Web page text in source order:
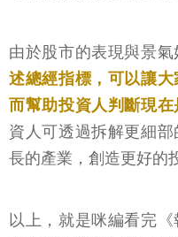
由於股市的表現與景氣
述總經指標，可以讓
而幫助投資人判斷現在
資人可透過拆解更細
長的產業，創造更好的
以上，就是咪編看完